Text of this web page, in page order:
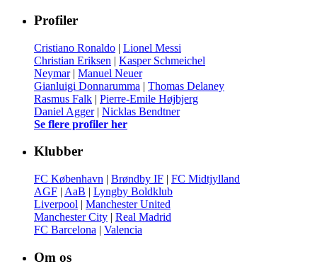
Profiler
Cristiano Ronaldo | Lionel Messi
Christian Eriksen | Kasper Schmeichel
Neymar| Manuel Neuer
Gianluigi Donnarumma | Thomas Delaney
Rasmus Falk | Pierre-Emile Højbjerg
Daniel Agger| Nicklas Bendtner
Se flere profiler her
Klubber
FC København | Brøndby IF | FC Midtjylland
AGF | AaB | Lyngby Boldklub
Liverpool | Manchester United
Manchester City | Real Madrid
FC Barcelona | Valencia
Om os